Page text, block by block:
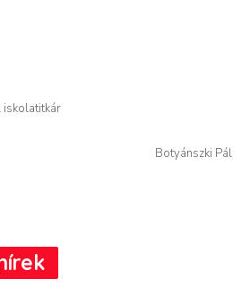
iskolatitkár
Botyánszki Pál